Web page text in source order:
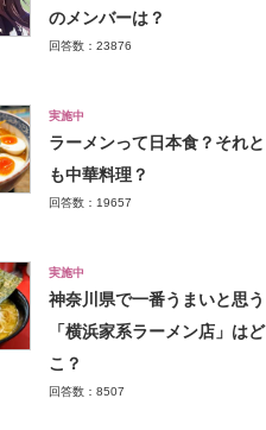
のメンバーは？
回答数：23876
実施中
ラーメンって日本食？それと
も中華料理？
回答数：19657
実施中
神奈川県で一番うまいと思う
「横浜家系ラーメン店」はど
こ？
回答数：8507